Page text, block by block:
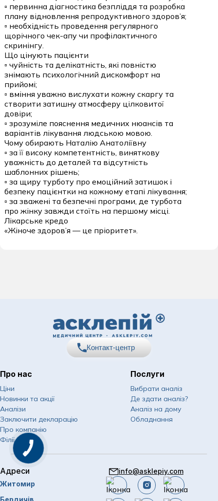
▫️ первинна діагностика безпліддя та розробка
плану відновлення репродуктивного здоров’я;
▫️ необхідність проведення регулярного
щорічного чек-апу чи профілактичного
скринінгу.
Що цінують пацієнти
▫️ чуйність та делікатність, які повністю
знімають психологічний дискомфорт на
прийомі;
▫️ вміння уважно вислухати кожну скаргу та
створити затишну атмосферу цілковитої
довіри;
▫️ зрозуміле пояснення медичних нюансів та
варіантів лікування людською мовою.
Чому обирають Наталію Анатоліївну
▫️ за її високу компетентність, виняткову
уважність до деталей та відсутність
шаблонних рішень;
▫️ за щиру турботу про емоційний затишок і
безпеку пацієнтки на кожному етапі лікування;
▫️ за зважені та безпечні програми, де турбота
про жінку завжди стоїть на першому місці.
Лікарське кредо
«Жіноче здоров’я — це пріоритет».
Контакт-центр
Показати номер
Показати номер
063 Показати номер
Графік роботи контакт
пн-сб: 07:00 — 20:00
Адреси
Житомир
Про нас
Ціни
Новинки та акції
Аналізи
Заключити декларацію
Про компанію
Філії
Послуги
Вибрати аналіз
Де здати аналіз?
Аналіз на дому
Обладнання
info@asklepiy.com